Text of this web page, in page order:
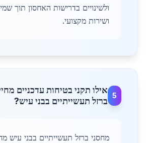
ולשינויים בדרישות האחסון תוך
ושירות מקצועי.
5
אילו תקני בטיחות עדכניים
ברזל תעשייתיים בבני עיש?
מחסני ברזל תעשייתיים בבני עיש